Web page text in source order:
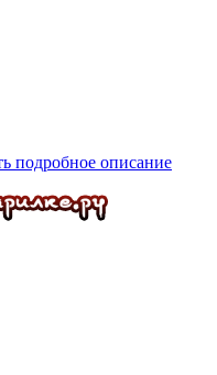
подробное описание